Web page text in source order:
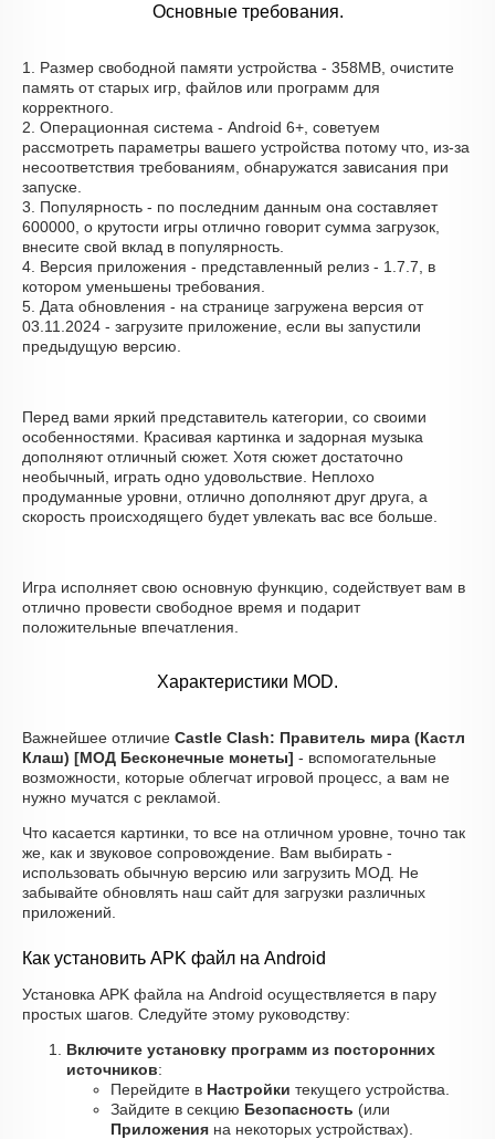
Основные требования.
1. Размер свободной памяти устройства - 358MB, очистите
память от старых игр, файлов или программ для
корректного.
2. Операционная система - Android 6+, советуем
рассмотреть параметры вашего устройства потому что, из-за
несоответствия требованиям, обнаружатся зависания при
запуске.
3. Популярность - по последним данным она составляет
600000, о крутости игры отлично говорит сумма загрузок,
внесите свой вклад в популярность.
4. Версия приложения - представленный релиз - 1.7.7, в
котором уменьшены требования.
5. Дата обновления - на странице загружена версия от
03.11.2024 - загрузите приложение, если вы запустили
предыдущую версию.
Перед вами яркий представитель категории, со своими
особенностями. Красивая картинка и задорная музыка
дополняют отличный сюжет. Хотя сюжет достаточно
необычный, играть одно удовольствие. Неплохо
продуманные уровни, отлично дополняют друг друга, а
скорость происходящего будет увлекать вас все больше.
Игра исполняет свою основную функцию, содействует вам в
отлично провести свободное время и подарит
положительные впечатления.
Характеристики MOD.
Важнейшее отличие Castle Clash: Правитель мира (Кастл
Клаш) [МОД Бесконечные монеты] - вспомогательные
возможности, которые облегчат игровой процесс, а вам не
нужно мучатся с рекламой.
Что касается картинки, то все на отличном уровне, точно так
же, как и звуковое сопровождение. Вам выбирать -
использовать обычную версию или загрузить МОД. Не
забывайте обновлять наш сайт для загрузки различных
приложений.
Как установить APK файл на Android
Установка APK файла на Android осуществляется в пару
простых шагов. Следуйте этому руководству:
Включите установку программ из посторонних
источников:
Перейдите в Настройки текущего устройства.
Зайдите в секцию Безопасность (или
Приложения на некоторых устройствах).